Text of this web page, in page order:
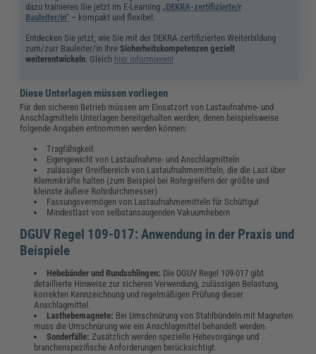
dazu trainieren Sie jetzt im E-Learning „DEKRA-zertifizierte/r
Bauleiter/in“ – kompakt und flexibel.
Entdecken Sie jetzt, wie Sie mit der DEKRA-zertifizierten Weiterbildung
zum/zurr Bauleiter/in IhreSicherheitskompetenzen gezielt
weiterentwickeln . Gleich hier informieren!
Diese Unterlagen müssen vorliegen
Für den sicheren Betrieb müssen am Einsatzort von Lastaufnahme- und
Anschlagmitteln Unterlagen bereitgehalten werden, denen beispielsweise
folgende Angaben entnommen werden können:
Tragfähigkeit
Eigengewicht von Lastaufnahme- und Anschlagmitteln
zulässiger Greifbereich von Lastaufnahmemitteln, die die Last über
Klemmkräfte halten (zum Beispiel bei Rohrgreifern der größte und
kleinste äußere Rohrdurchmesser)
Fassungsvermögen von Lastaufnahmemitteln für Schüttgut
Mindestlast von selbstansaugenden Vakuumhebern
DGUV Regel 109-017: Anwendung in der Praxis und
Beispiele
Hebebänder und Rundschlingen: Die DGUV Regel 109-017 gibt
detaillierte Hinweise zur sicheren Verwendung, zulässigen Belastung,
korrekten Kennzeichnung und regelmäßigen Prüfung dieser
Anschlagmittel.
Lasthebemagnete: Bei Umschnürung von Stahlbündeln mit Magneten
muss die Umschnürung wie ein Anschlagmittel behandelt werden.
Sonderfälle: Zusätzlich werden spezielle Hebevorgänge und
branchenspezifische Anforderungen berücksichtigt.